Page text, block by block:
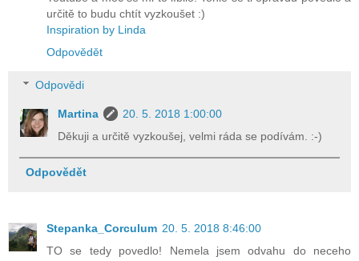
určitě to budu chtít vyzkoušet :)
Inspiration by Linda
Odpovědět
Odpovědi
Martina
20. 5. 2018 1:00:00
Děkuji a určitě vyzkoušej, velmi ráda se podívám. :-)
Odpovědět
Stepanka_Corculum 20. 5. 2018 8:46:00
TO se tedy povedlo! Nemela jsem odvahu do neceho